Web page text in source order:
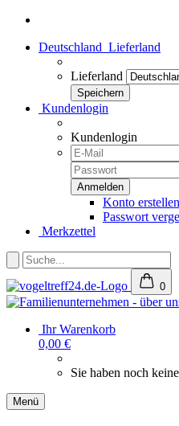
Deutschland Lieferland
Lieferland
Kundenlogin
Kundenlogin
Konto erstellen
Passwort
Merkzettel
0
Ihr Warenkorb
0,00 €
Sie haben noch
Menü